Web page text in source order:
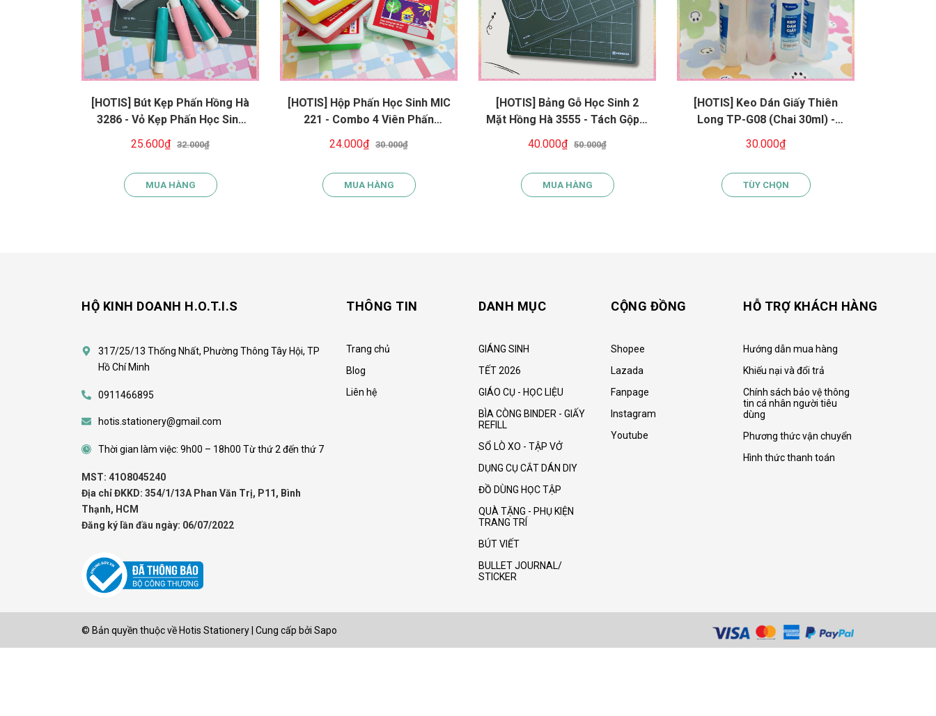
[HOTIS] Bút Kẹp Phấn Hồng Hà
3286 - Vỏ Kẹp Phấn Học Sinh
Cao Cấp Giúp Giữ Sạch Tay Cho
Bé Tập Viết Lớp 1
25.600₫ 32.000₫
MUA HÀNG
[HOTIS] Hộp Phấn Học Sinh MIC
221 - Combo 4 Viên Phấn
Không Bụi Kèm Bông Lau Bảng
Nhỏ Gọn Cho Học Sinh Lớp 1
24.000₫ 30.000₫
MUA HÀNG
[HOTIS] Bảng Gỗ Học Sinh 2
Mặt Hồng Hà 3555 - Tách Gộp 4
Ly Học Toán Tiện Lợi
40.000₫ 50.000₫
MUA HÀNG
[HOTIS] Keo Dán Giấy Thiên
Long TP-G08 (Chai 30ml) -
Dạng Nước Độ Dính Cao, Mau
Khô, Tiện Lợi Cho Học Sinh, Văn
Phòng
30.000₫
TÙY CHỌN
HỘ KINH DOANH H.O.T.I.S
317/25/13 Thống Nhất, Phường Thông Tây Hội, TP
Hồ Chí Minh
0911466895
hotis.stationery@gmail.com
Thời gian làm việc: 9h00 – 18h00 Từ thứ 2 đến thứ 7
MST: 41O8045240
Địa chỉ ĐKKD: 354/1/13A Phan Văn Trị, P11, Bình
Thạnh, HCM
Đăng ký lần đầu ngày: 06/07/2022
THÔNG TIN
Trang chủ
Blog
Liên hệ
DANH MỤC
GIÁNG SINH
TẾT 2026
GIÁO CỤ - HỌC LIỆU
BÌA CÒNG BINDER - GIẤY
REFILL
SỔ LÒ XO - TẬP VỞ
DỤNG CỤ CẮT DÁN DIY
ĐỒ DÙNG HỌC TẬP
QUÀ TẶNG - PHỤ KIỆN
TRANG TRÍ
BÚT VIẾT
BULLET JOURNAL/
STICKER
CỘNG ĐỒNG
Shopee
Lazada
Fanpage
Instagram
Youtube
HỖ TRỢ KHÁCH HÀNG
Hướng dẫn mua hàng
Khiếu nại và đổi trả
Chính sách bảo vệ thông
tin cá nhân người tiêu
dùng
Phương thức vận chuyển
Hình thức thanh toán
© Bản quyền thuộc về Hotis Stationery Cung cấp bởi Sapo